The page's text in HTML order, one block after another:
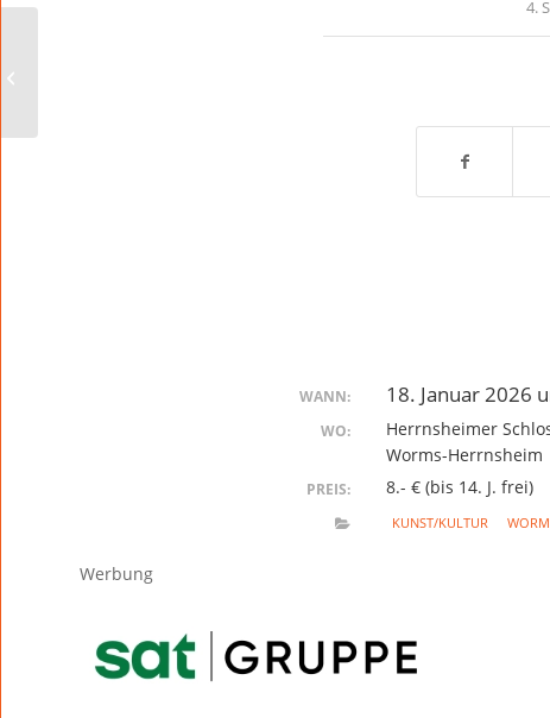
4.
WANN: 18. Januar 2026
WO:
Herrnsheimer
Worms-Herrnsheim
PREIS: 8.- € (bis 14. J. frei)
KUNST/KULTUR
Werbung